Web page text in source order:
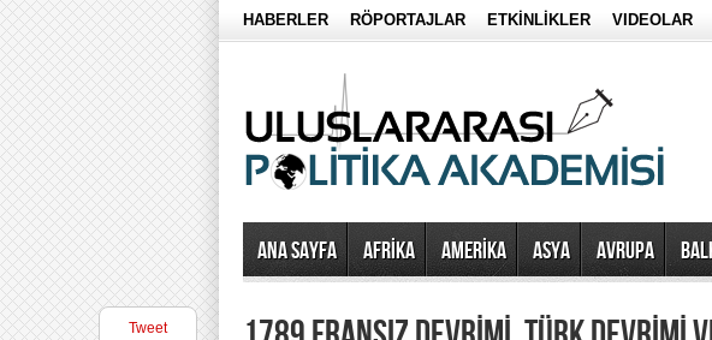
HABERLER RÖPORTAJLAR ETKİNLİKLER VIDEOLAR
Ana Sayfa AFRİKA AMERİKA ASYA AVRUPA
Tweet